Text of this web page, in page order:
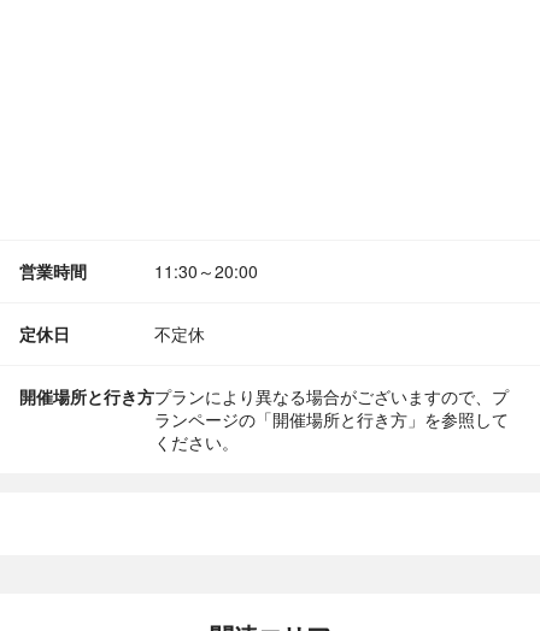
営業時間 11:30～20:00
定休日 不定休
開催場所と行き方プランにより異なる場合がございますので、プ
ランページの「開催場所と行き方」を参照して
ください。